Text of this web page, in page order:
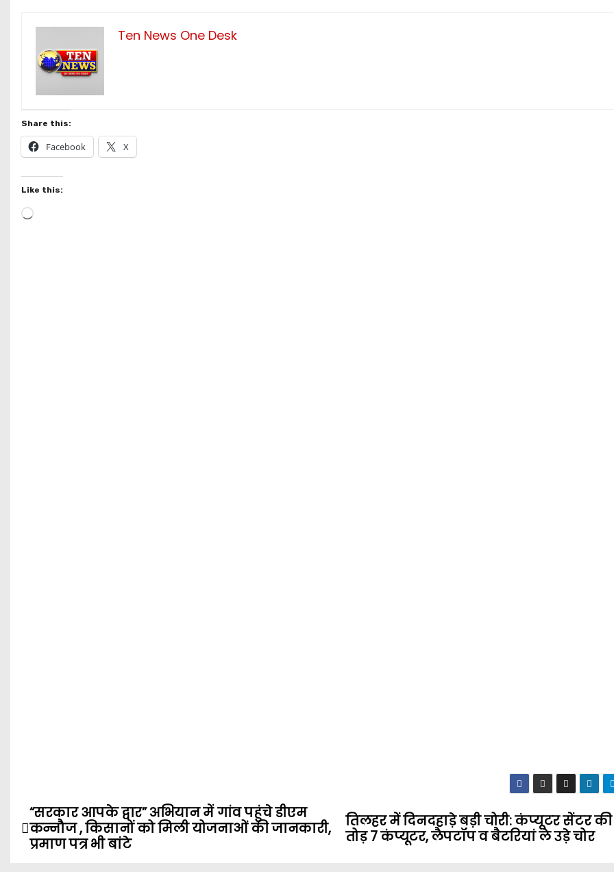
Ten News One Desk
Share this:
Facebook X
Like this:
L
P
o
तिलहर में दिनदहाड़े बड़ी चोरी: कंप्यूटर सेंटर
तोड़ 7 कंप्यूटर, लैपटॉप व बैटरियां ले उड़े चोर
“सरकार आपके द्वार” अभियान में गांव पहुंचे डीएम
कन्नौज , किसानों को मिली योजनाओं की जानकारी,
प्रमाण पत्र भी बांटे